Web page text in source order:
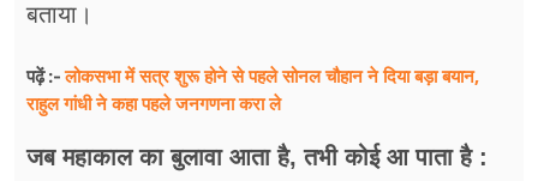
बताया।
पढ़ें :-लोकसभा में सत्र शुरू होने से पहले सोनल चौहान ने दिया बड़ा बयान,
राहुल गांधी ने कहा पहले जनगणना करा ले
जब महाकाल का बुलावा आता है, तभी कोई आ पाता है :